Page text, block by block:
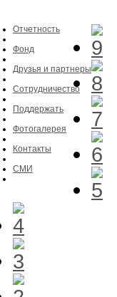
Отчетность
Фонд
Друзья и партнеры
Сотрудничество
Поддержать
Фотогалерея
Контакты
СМИ